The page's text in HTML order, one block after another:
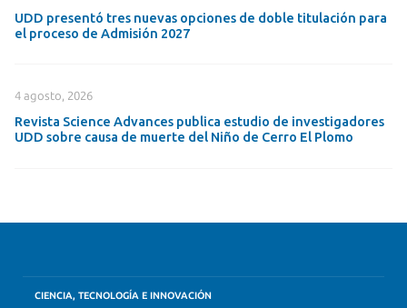
UDD presentó tres nuevas opciones de doble titulación para
el proceso de Admisión 2027
4 agosto, 2026
Revista Science Advances publica estudio de investigadores
UDD sobre causa de muerte del Niño de Cerro El Plomo
CIENCIA, TECNOLOGÍA E INNOVACIÓN